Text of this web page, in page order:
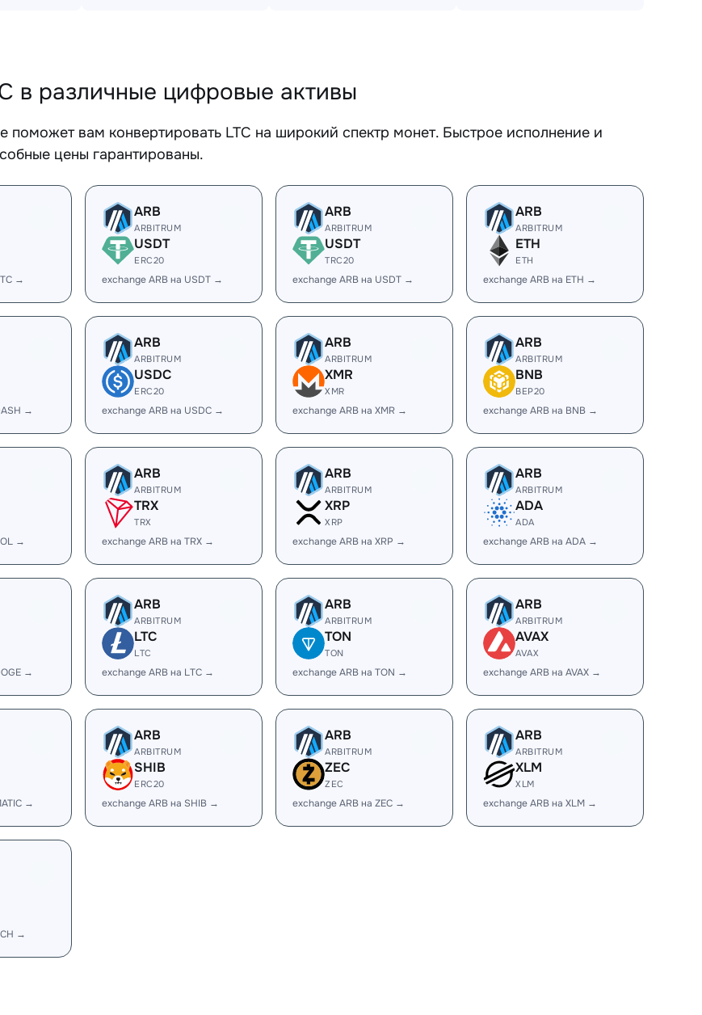
в различные цифровые активы
поможет вам конвертировать LTC на широкий спектр монет. Быстрое исполнение и
цены гарантированы.
→
ARB
ARBITRUM
USDT
ERC20
exchange ARB на USDT →
ARB
ARBITRUM
USDT
TRC20
exchange ARB на USDT →
ARB
ARBITRUM
ETH
ETH
exchange ARB на ETH →
→
ARB
ARBITRUM
USDC
ERC20
exchange ARB на USDC →
ARB
ARBITRUM
XMR
XMR
exchange ARB на XMR →
ARB
ARBITRUM
BNB
BEP20
exchange ARB на BNB →
→
ARB
ARBITRUM
TRX
TRX
exchange ARB на TRX →
ARB
ARBITRUM
XRP
XRP
exchange ARB на XRP →
ARB
ARBITRUM
ADA
ADA
exchange ARB на ADA →
→
ARB
ARBITRUM
LTC
LTC
exchange ARB на LTC →
ARB
ARBITRUM
TON
TON
exchange ARB на TON →
ARB
ARBITRUM
AVAX
AVAX
exchange ARB на AVAX →
→
ARB
ARBITRUM
SHIB
ERC20
exchange ARB на SHIB →
ARB
ARBITRUM
ZEC
ZEC
exchange ARB на ZEC →
ARB
ARBITRUM
XLM
XLM
exchange ARB на XLM →
→